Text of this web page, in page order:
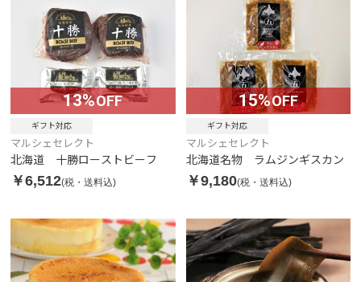
13%OFF
ギフト対応
マルシェセレクト
北海道 十勝ローストビーフ
￥6,512(税・送料込)
15%OFF
ギフト対応
マルシェセレクト
北海道名物 ラムジンギスカン
￥9,180(税・送料込)